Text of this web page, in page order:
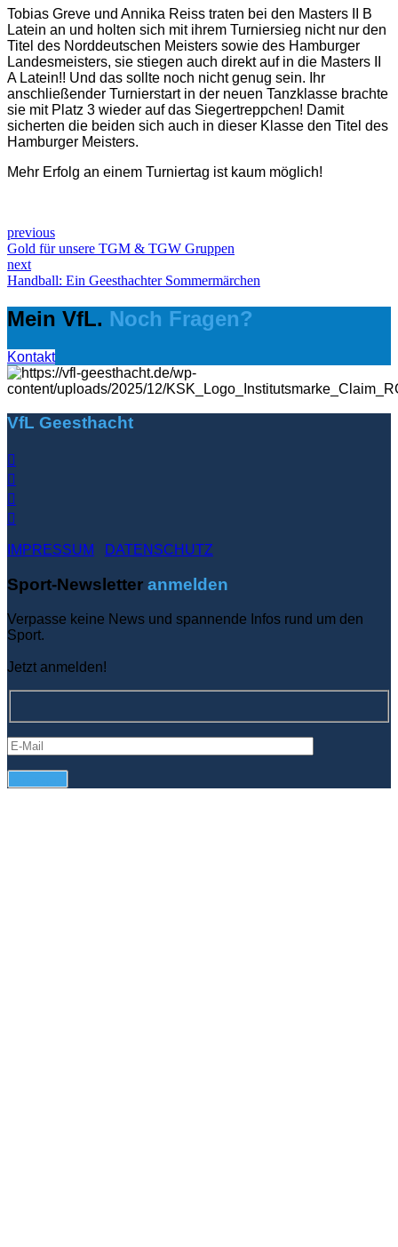
Tobias Greve und Annika Reiss traten bei den Masters II B
Latein an und holten sich mit ihrem Turniersieg nicht nur den
Titel des Norddeutschen Meisters sowie des Hamburger
Landesmeisters, sie stiegen auch direkt auf in die Masters II
A Latein!! Und das sollte noch nicht genug sein. Ihr
anschließender Turnierstart in der neuen Tanzklasse brachte
sie mit Platz 3 wieder auf das Siegertreppchen! Damit
sicherten die beiden sich auch in dieser Klasse den Titel des
Hamburger Meisters.
Mehr Erfolg an einem Turniertag ist kaum möglich!
previous
Gold für unsere TGM & TGW Gruppen
next
Handball: Ein Geesthachter Sommermärchen
Mein VfL. Noch Fragen?
Kontakt
VfL Geesthacht
IMPRESSUM DATENSCHUTZ
Sport-Newsletter anmelden
Verpasse keine News und spannende Infos rund um den
Sport.
Jetzt anmelden!